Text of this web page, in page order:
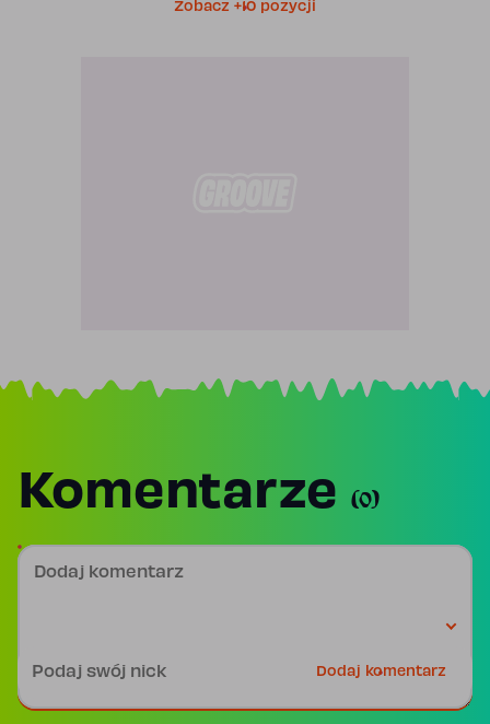
Zobacz +10 pozycji
Komentarze (0)
Dodaj komentarz
Dodaj komentarz